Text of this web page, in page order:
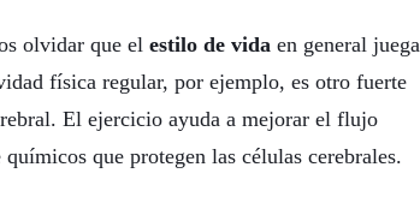
olvidar que el estilo de vida en general juega
física regular, por ejemplo, es otro fuerte
El ejercicio ayuda a mejorar el flujo
que protegen las células cerebrales.